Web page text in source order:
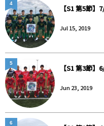
【S1 第5節
Jul 15, 2019
4
【S1 第3節
Jun 23, 2019
5
6